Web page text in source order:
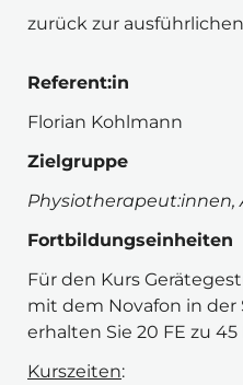
zurück zur ausführlichen
Referent:in
Florian Kohlmann
Zielgruppe
Physiotherapeut:innen,
Fortbildungseinheiten
Für den Kurs
mit dem Novafon in
erhalten Sie 20 FE zu
Kurszeiten: